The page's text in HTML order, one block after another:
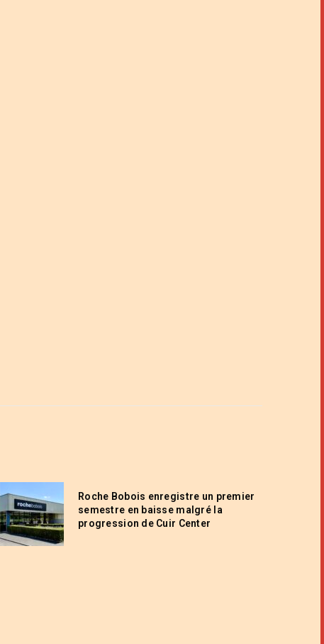
Roche Bobois enregistre un premier
semestre en baisse malgré la
progression de Cuir Center